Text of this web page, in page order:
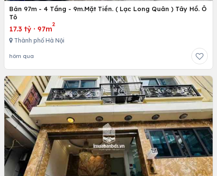
Bán 97m - 4 Tầng - 9m.Mặt Tiền. ( Lạc Long Quân ) Tây Hồ. Ô
Tô
17.3 tỷ · 97m
2
Thành phố Hà Nội
hôm qua